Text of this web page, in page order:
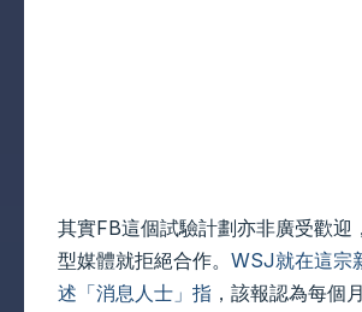
其實FB這個試驗計劃亦非廣受歡迎
型媒體就拒絕合作。WSJ就在這宗
述「消息人士」指 ，該報認為每個